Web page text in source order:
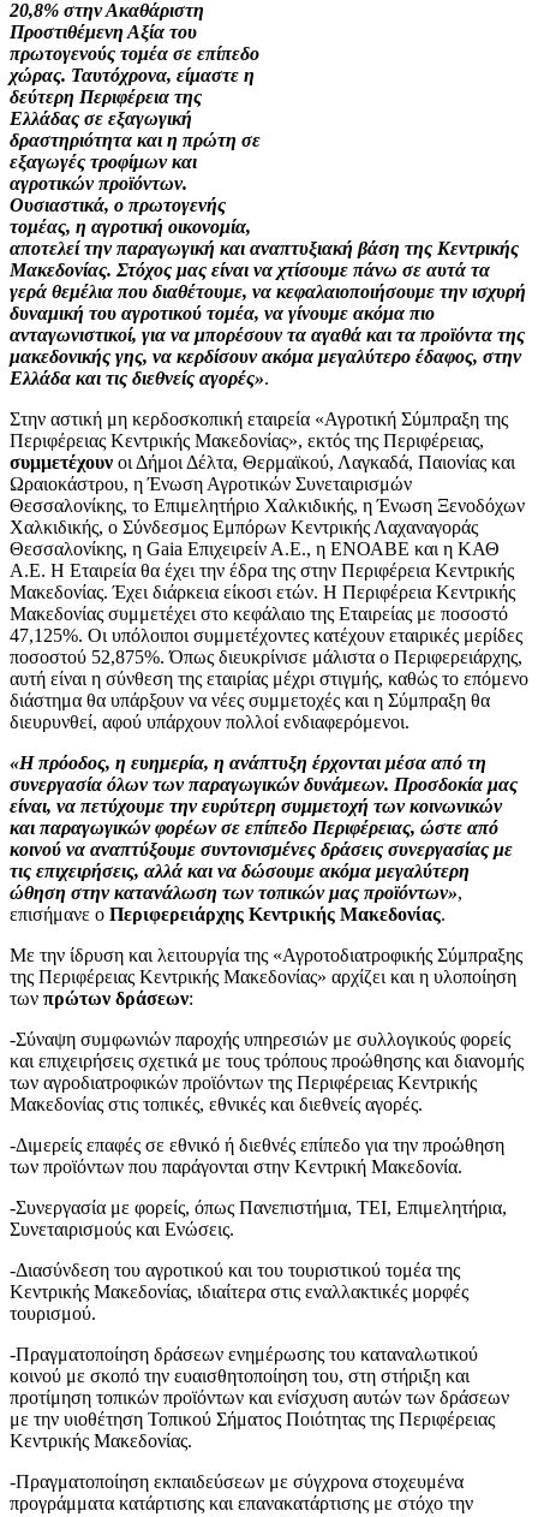
20,8% στην Ακαθάριστη
Προστιθέμενη Αξία του
πρωτογενούς τομέα σε επίπεδο
χώρας. Ταυτόχρονα, είμαστε η
δεύτερη Περιφέρεια της
Ελλάδας σε εξαγωγική
δραστηριότητα και η πρώτη σε
εξαγωγές τροφίμων και
αγροτικών προϊόντων.
Ουσιαστικά, ο πρωτογενής
τομέας, η αγροτική οικονομία,
αποτελεί την παραγωγική και αναπτυξιακή βάση της Κεντρικής
Μακεδονίας. Στόχος μας είναι να χτίσουμε πάνω σε αυτά τα
γερά θεμέλια που διαθέτουμε, να κεφαλαιοποιήσουμε την ισχυρή
δυναμική του αγροτικού τομέα, να γίνουμε ακόμα πιο
ανταγωνιστικοί, για να μπορέσουν τα αγαθά και τα προϊόντα της
μακεδονικής γης, να κερδίσουν ακόμα μεγαλύτερο έδαφος, στην
Ελλάδα και τις διεθνείς αγορές».
Στην αστική μη κερδοσκοπική εταιρεία «Αγροτική Σύμπραξη της
Περιφέρειας Κεντρικής Μακεδονίας», εκτός της Περιφέρειας,
συμμετέχουν οι Δήμοι Δέλτα, Θερμαϊκού, Λαγκαδά, Παιονίας και
Ωραιοκάστρου, η Ένωση Αγροτικών Συνεταιρισμών
Θεσσαλονίκης, το Επιμελητήριο Χαλκιδικής, η Ένωση Ξενοδόχων
Χαλκιδικής, ο Σύνδεσμος Εμπόρων Κεντρικής Λαχαναγοράς
Θεσσαλονίκης, η Gaia Επιχειρείν Α.Ε., η ΕΝΟΑΒΕ και η ΚΑΘ
Α.Ε. Η Εταιρεία θα έχει την έδρα της στην Περιφέρεια Κεντρικής
Μακεδονίας. Έχει διάρκεια είκοσι ετών. Η Περιφέρεια Κεντρικής
Μακεδονίας συμμετέχει στο κεφάλαιο της Εταιρείας με ποσοστό
47,125%. Οι υπόλοιποι συμμετέχοντες κατέχουν εταιρικές μερίδες
ποσοστού 52,875%. Όπως διευκρίνισε μάλιστα ο Περιφερειάρχης,
αυτή είναι η σύνθεση της εταιρίας μέχρι στιγμής, καθώς το επόμενο
διάστημα θα υπάρξουν να νέες συμμετοχές και η Σύμπραξη θα
διευρυνθεί, αφού υπάρχουν πολλοί ενδιαφερόμενοι.
«Η πρόοδος, η ευημερία, η ανάπτυξη έρχονται μέσα από τη
συνεργασία όλων των παραγωγικών δυνάμεων. Προσδοκία μας
είναι, να πετύχουμε την ευρύτερη συμμετοχή των κοινωνικών
και παραγωγικών φορέων σε επίπεδο Περιφέρειας, ώστε από
κοινού να αναπτύξουμε συντονισμένες δράσεις συνεργασίας με
τις επιχειρήσεις, αλλά και να δώσουμε ακόμα μεγαλύτερη
ώθηση στην κατανάλωση των τοπικών μας προϊόντων»,
επισήμανε ο Περιφερειάρχης Κεντρικής Μακεδονίας.
Με την ίδρυση και λειτουργία της «Αγροτοδιατροφικής Σύμπραξης
της Περιφέρειας Κεντρικής Μακεδονίας» αρχίζει και η υλοποίηση
των πρώτων δράσεων:
-Σύναψη συμφωνιών παροχής υπηρεσιών με συλλογικούς φορείς
και επιχειρήσεις σχετικά με τους τρόπους προώθησης και διανομής
των αγροδιατροφικών προϊόντων της Περιφέρειας Κεντρικής
Μακεδονίας στις τοπικές, εθνικές και διεθνείς αγορές.
-Διμερείς επαφές σε εθνικό ή διεθνές επίπεδο για την προώθηση
των προϊόντων που παράγονται στην Κεντρική Μακεδονία.
-Συνεργασία με φορείς, όπως Πανεπιστήμια, ΤΕΙ, Επιμελητήρια,
Συνεταιρισμούς και Ενώσεις.
-Διασύνδεση του αγροτικού και του τουριστικού τομέα της
Κεντρικής Μακεδονίας, ιδιαίτερα στις εναλλακτικές μορφές
τουρισμού.
-Πραγματοποίηση δράσεων ενημέρωσης του καταναλωτικού
κοινού με σκοπό την ευαισθητοποίηση του, στη στήριξη και
προτίμηση τοπικών προϊόντων και ενίσχυση αυτών των δράσεων
με την υιοθέτηση Τοπικού Σήματος Ποιότητας της Περιφέρειας
Κεντρικής Μακεδονίας.
-Πραγματοποίηση εκπαιδεύσεων με σύγχρονα στοχευμένα
προγράμματα κατάρτισης και επανακατάρτισης με στόχο την